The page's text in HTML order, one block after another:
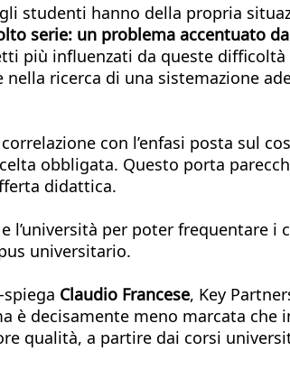
studenti hanno della propria
serie: un problema accentuato
più influenzati da queste difficoltà
ricerca di una sistemazione
con l’enfasi posta sul
obbligata. Questo porta
didattica.
per poter frequentare i
universitario.
Claudio Francese, Key
è decisamente meno marcata che
qualità, a partire dai corsi